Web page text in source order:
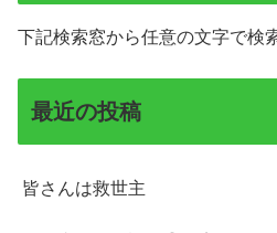
下記検索窓から任意の文字で検
最近の投稿
皆さんは救世主